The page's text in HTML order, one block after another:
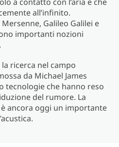
all’infinito.
Galileo Galilei e
importanti nozioni
ricerca nel campo
da Michael James
tecnologie che hanno reso
del rumore. La
ancora oggi un importante